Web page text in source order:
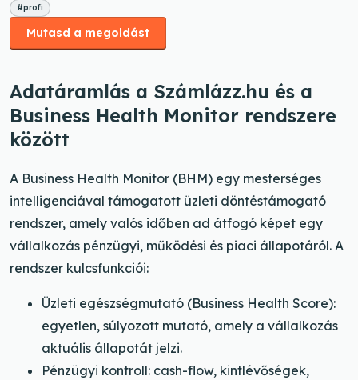
#profi
Mutasd a megoldást
Adatáramlás a Számlázz.hu és a
Business Health Monitor rendszere
között
A Business Health Monitor (BHM) egy mesterséges
intelligenciával támogatott üzleti döntéstámogató
rendszer, amely valós időben ad átfogó képet egy
vállalkozás pénzügyi, működési és piaci állapotáról. A
rendszer kulcsfunkciói:
Üzleti egészségmutató (Business Health Score):
egyetlen, súlyozott mutató, amely a vállalkozás
aktuális állapotát jelzi.
Pénzügyi kontroll: cash-flow, kintlévőségek,